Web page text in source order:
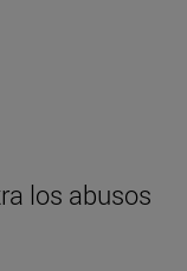
los abusos